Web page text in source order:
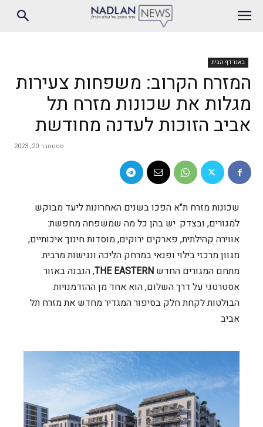
באנר דף הבית
המזרח הקרוב: משפחות צעירות
מגלות את שכונות מזרח תל
אביב הזוכות לעדנה מחודשת
ספטמבר 20, 2023
שכונות מזרח ת"א הפכו בשנים האחרונות ליעד מבוקש
למגורים, ובצדק. יש בהן כל מה שמשפחה מחפשת:
אווירה קהילתית, פארקים ירוקים, מוסדות חינוך איכותיים,
מגוון מרכזי בילוי ופנאי במרחק הליכה ונגישות מרבית.
מתחם המגורים החדש THE EASTERN, הנבנה באזור
אסטרטגי על דרך השלום, הוא אחד מן ההזדמנויות
הבולטות לקחת חלק בסיפור המגדיר מחדש את מזרח תל
אביב